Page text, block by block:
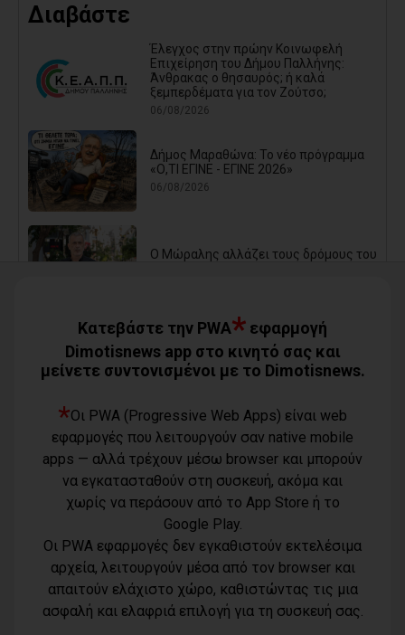
Διαβάστε
Έλεγχος στην πρώην Κοινωφελή
Επιχείρηση του Δήμου Παλλήνης:
Άνθρακας ο θησαυρός; ή καλά
ξεμπερδέματα για τον Ζούτσο;
06/08/2026
Δήμος Μαραθώνα: Το νέο πρόγραμμα
«Ο,ΤΙ ΕΓΙΝΕ - ΕΓΙΝΕ 2026»
06/08/2026
Ο Μώραλης αλλάζει τους δρόμους του
Οι μηνύσεις που φέρνουν σε δύσκολη
θέση αιρετό των νοτίων προαστίων
06/08/2026
Τίγκα στα ξερά χόρτα ο Διόνυσος,
«άφαντη» η Δημοτική Αρχή
06/08/2026
Η Novibet «ψηφίζει» πρωθυπουργό: Το
ακλόνητο φαβορί, η επιστροφή και το
αουτσάιντερ των 41,00
06/08/2026
Προσφυγή της αντιπολίτευσης του
Δήμου Παλλήνης στην Αποκεντρωμένη
Διοίκηση για τον Αβαρκιώτη
Όροι χρήσης
Πολιτική
Τηλέφωνο
Κατεβάστε την PWA* εφαρμογή
Dimotisnews app στο κινητό σας και
μείνετε συντονισμένοι με το Dimotisnews.
*Οι PWA (Progressive Web Apps) είναι web
εφαρμογές που λειτουργούν σαν native mobile
apps — αλλά τρέχουν μέσω browser και μπορούν
να εγκατασταθούν στη συσκευή, ακόμα και
χωρίς να περάσουν από το App Store ή το
Google Play.
Οι PWA εφαρμογές δεν εγκαθιστούν εκτελέσιμα
αρχεία, λειτουργούν μέσα από τον browser και
απαιτούν ελάχιστο χώρο, καθιστώντας τις μια
ασφαλή και ελαφριά επιλογή για τη συσκευή σας.